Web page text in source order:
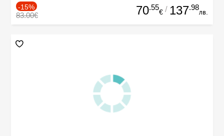
-15%
83.00€ 70.55
€ / 137.98
лв.